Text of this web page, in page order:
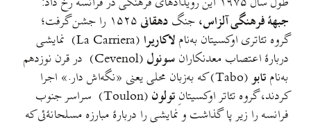
جبههٔ فرهنگی آلزاس، جنگ دهقانی
۱۵۲۵ را جشن گرفت؛
گروه تئاتری اوکسیتان به‌نام لاکاریرا
(La Carriera) نمایشی
دربارهٔ اعتصاب معدنکاران سونول
(Cevenol) در قرن نوزدهم
به‌نام تابو
(Tabo) که به‌زبان محلی یعنی «نگه‌اش دار.» اجرا
کردند، گروه تئاتر اوکسیتانِ تولون
(Toulon) سراسر جنوب
فرانسه را زیر پا گذاشت و نمایشی را دربارهٔ مبارزه مسلحانهٔ‌ئی که